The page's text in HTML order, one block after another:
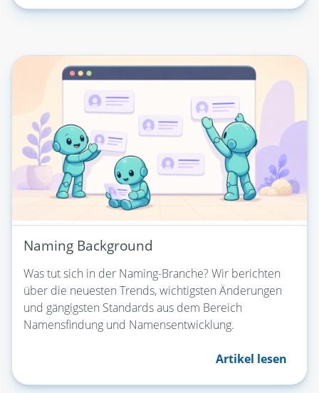
Naming Background
Was tut sich in der Naming-Branche? Wir berichten
über die neuesten Trends, wichtigsten Änderungen
und gängigsten Standards aus dem Bereich
Namensfindung und Namensentwicklung.
Artikel lesen